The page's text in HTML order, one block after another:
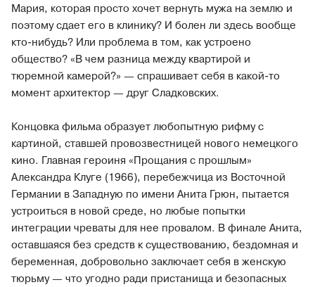
Мария, которая просто хочет вернуть мужа на землю и
поэтому сдает его в клинику? И болен ли здесь вообще
кто-нибудь? Или проблема в том, как устроено
общество? «В чем разница между квартирой и
тюремной камерой?» — спрашивает себя в какой-то
момент архитектор — друг Сладковских.
Концовка фильма образует любопытную рифму с
картиной, ставшей провозвестницей нового немецкого
кино. Главная героиня «Прощания с прошлым»
Александра Клуге (1966), перебежчица из Восточной
Германии в Западную по имени Анита Грюн, пытается
устроиться в новой среде, но любые попытки
интеграции чреваты для нее провалом. В финале Анита,
оставшаяся без средств к существованию, бездомная и
беременная, добровольно заключает себя в женскую
тюрьму — что угодно ради пристанища и безопасных